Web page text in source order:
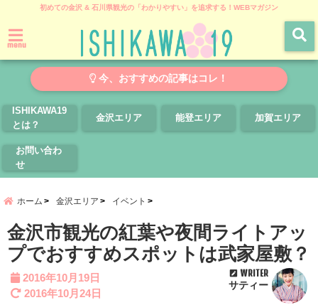
初めての金沢 & 石川県観光の「わかりやすい」を追求する！WEBマガジン
menu
今、おすすめの記事はコレ！
ISHIKAWA19
とは？
金沢エリア 能登エリア 加賀エリア
お問い合わ
せ
ホーム 金沢エリア イベント
金沢市観光の紅葉や夜間ライトアッ
プでおすすめスポットは武家屋敷？
2016年10月19日
2016年10月24日
WRITER
サティー